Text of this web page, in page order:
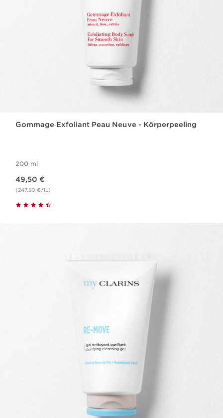
Gommage Exfoliant Peau Neuve - Körperpeeling
200 ml
49,50 €
(247,50 €/1L)